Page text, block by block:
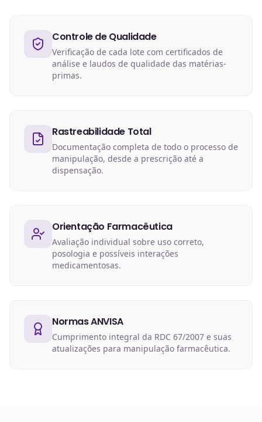
Controle de Qualidade
Verificação de cada lote com certificados de
análise e laudos de qualidade das matérias-
primas.
Rastreabilidade Total
Documentação completa de todo o processo de
manipulação, desde a prescrição até a
dispensação.
Orientação Farmacêutica
Avaliação individual sobre uso correto,
posologia e possíveis interações
medicamentosas.
Normas ANVISA
Cumprimento integral da RDC 67/2007 e suas
atualizações para manipulação farmacêutica.